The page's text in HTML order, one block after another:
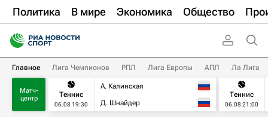
Политика В мире Экономика Общество
Главное Лига Чемпионов РПЛ Лига Европы АПЛ Ла Лига
Матч-
центр
Теннис
06.08 19:30
А. Калинская
Д. Шнайдер
Теннис
06.08 21:00